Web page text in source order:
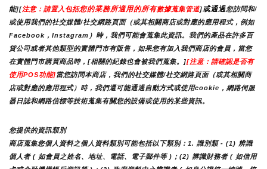
能][注意：請置入包括您的業務所適用的所有數據蒐集管道]或通過您訪問和/
或使用我們的社交媒體/社交網路頁面（或其相關商店或對應的應用程式，例如
Facebook，Instagram）時，我們可能會蒐集此資訊。我們的產品在許多百
貨公司或者其他類型的實體門市有販售，如果您有加入我們商店的會員，當您
在實體門市購買商品時，[相關的紀錄也會被我們蒐集。][注意：請確認是否有
使用POS功能]當您訪問本商店，我們的社交媒體/社交網路頁面（或其相關商
店或對應的應用程式）時，我們還可能通過自動方式或使用cookie，網路伺服
器日誌和網路信標等技術蒐集有關您的設備或使用的某些資訊。
您提供的資訊類別
商店蒐集您個人資料之個人資料類別可能包括以下類別：1. 識別類 - (1) 辨識
個人者 ( 如會員之姓名、地址、電話、電子郵件等 )；(2) 辨識財務者 ( 如信用